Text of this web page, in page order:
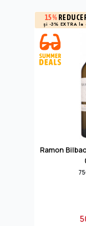
15%
și -3% EXTRA la
Ramon